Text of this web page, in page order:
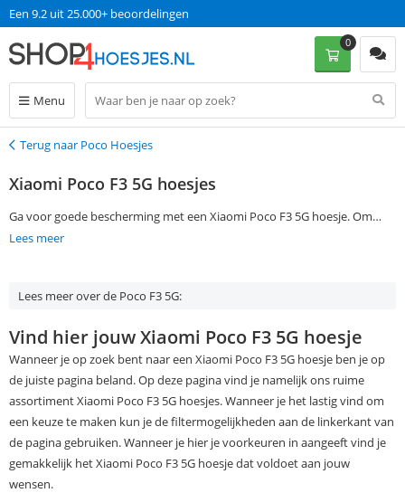
Een 9.2 uit 25.000+ beoordelingen
Menu
0
Terug
Terug naar Poco Hoesjes
Xiaomi Poco F3 5G hoesjes
Ga voor goede bescherming met een Xiaomi Poco F3 5G hoesje. Om
gemakkelijk een Xiaomi Poco F3 5G case te vinden die jij zoekt, geef je je
Poco F3 5G cover de volgende dag al in huis, zonder dat je
Lees meer
Lees meer over de Poco F3 5G:
Vind hier jouw Xiaomi Poco F3 5G hoesje
Wanneer je op zoek bent naar een Xiaomi Poco F3 5G hoesje ben je op
de juiste pagina beland. Op deze pagina vind je namelijk ons ruime
assortiment Xiaomi Poco F3 5G hoesjes. Wanneer je het lastig vind om
een keuze te maken kun je de filtermogelijkheden aan de linkerkant van
de pagina gebruiken. Wanneer je hier je voorkeuren in aangeeft vind je
gemakkelijk het Xiaomi Poco F3 5G hoesje dat voldoet aan jouw
wensen.